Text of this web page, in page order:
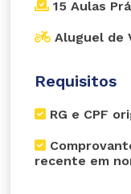
15 Aulas
Aluguel de
Requisitos
RG e CPF
recente em